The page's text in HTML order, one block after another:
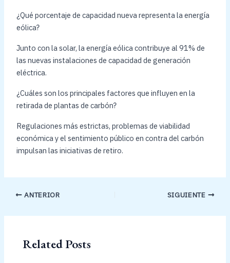
¿Qué porcentaje de capacidad nueva representa la energía
eólica?
Junto con la solar, la energía eólica contribuye al 91% de
las nuevas instalaciones de capacidad de generación
eléctrica.
¿Cuáles son los principales factores que influyen en la
retirada de plantas de carbón?
Regulaciones más estrictas, problemas de viabilidad
económica y el sentimiento público en contra del carbón
impulsan las iniciativas de retiro.
ANTERIOR SIGUIENTE
Related Posts